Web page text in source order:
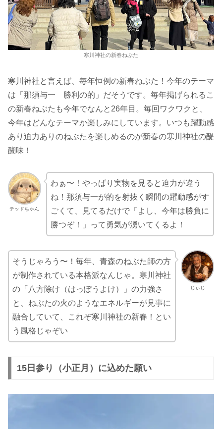
寒川神社の新春ねぶた
寒川神社と言えば、毎年恒例の新春ねぶた！今年のテーマ
は「那須与一 勝利の的」だそうです。毎年掲げられるこ
の新春ねぶたも今年でなんと26年目。毎回ワクワクと、
今年はどんなテーマか楽しみにしています。いつも躍動感
あり迫力ありのねぶたを楽しめるのが新春の寒川神社の醍
醐味！
テッドちゃん
わぁ〜！やっぱり実物を見ると迫力が違う
ね！那須与一が的を射抜く瞬間の躍動感がす
ごくて、見てるだけで「よし、今年は勝負に
勝つぞ！」って勇気が湧いてくるよ！
じぃじ
そうじゃろう〜！毎年、青森のねぶた師の方
が制作されている本格派なんじゃ。寒川神社
の「八方除け（はっぽうよけ）」の力強さ
と、ねぶたの火のようなエネルギーが見事に
融合していて、これぞ寒川神社の新春！とい
う風格じゃぞい
15日参り（小正月）に込めた願い